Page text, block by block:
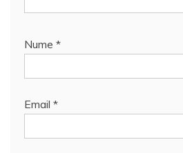
Nume *
Email *